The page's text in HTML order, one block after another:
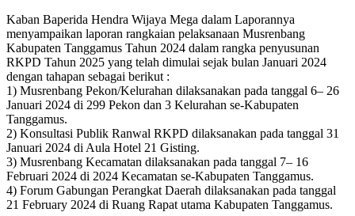
Kaban Baperida Hendra Wijaya Mega dalam Laporannya
menyampaikan laporan rangkaian pelaksanaan Musrenbang
Kabupaten Tanggamus Tahun 2024 dalam rangka penyusunan
RKPD Tahun 2025 yang telah dimulai sejak bulan Januari 2024
dengan tahapan sebagai berikut :
1) Musrenbang Pekon/Kelurahan dilaksanakan pada tanggal 6– 26
Januari 2024 di 299 Pekon dan 3 Kelurahan se-Kabupaten
Tanggamus.
2) Konsultasi Publik Ranwal RKPD dilaksanakan pada tanggal 31
Januari 2024 di Aula Hotel 21 Gisting.
3) Musrenbang Kecamatan dilaksanakan pada tanggal 7– 16
Februari 2024 di 2024 Kecamatan se-Kabupaten Tanggamus.
4) Forum Gabungan Perangkat Daerah dilaksanakan pada tanggal
21 February 2024 di Ruang Rapat utama Kabupaten Tanggamus.